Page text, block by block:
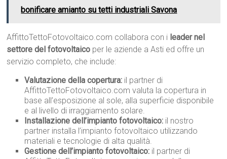
bonificare amianto su tetti industriali Savona
AffittoTettoFotovoltaico.com collabora con i leader nel
settore del fotovoltaico per le aziende a Asti ed offre un
servizio completo, che include:
Valutazione della copertura: il partner di
AffittoTettoFotovoltaico.com valuta la copertura in
base all’esposizione al sole, alla superficie disponibile
e al livello di irraggiamento solare.
Installazione dell’impianto fotovoltaico: il nostro
partner installa l’impianto fotovoltaico utilizzando
materiali e tecnologie di alta qualità.
Gestione dell’impianto fotovoltaico: il partner di